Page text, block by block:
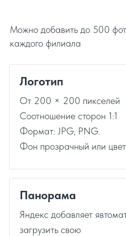
Можно добавить до 500
каждого филиала
Логотип
От 200 × 200 пикселей
Соотношение сторон 1:1
Формат: JPG, PNG.
Фон прозрачный или
Панорама
Яндекс добавляет
загрузить свою